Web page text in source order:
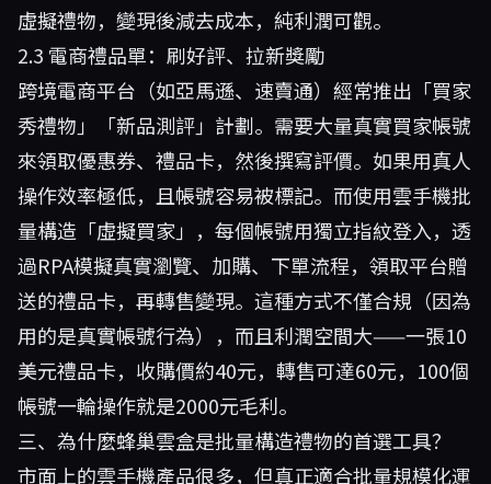
虛擬禮物，變現後減去成本，純利潤可觀。
2.3 電商禮品單：刷好評、拉新獎勵
跨境電商平台（如亞馬遜、速賣通）經常推出「買家
秀禮物」「新品測評」計劃。需要大量真實買家帳號
來領取優惠券、禮品卡，然後撰寫評價。如果用真人
操作效率極低，且帳號容易被標記。而使用雲手機批
量構造「虛擬買家」，每個帳號用獨立指紋登入，透
過RPA模擬真實瀏覽、加購、下單流程，領取平台贈
送的禮品卡，再轉售變現。這種方式不僅合規（因為
用的是真實帳號行為），而且利潤空間大——一張10
美元禮品卡，收購價約40元，轉售可達60元，100個
帳號一輪操作就是2000元毛利。
三、為什麼蜂巢雲盒是批量構造禮物的首選工具？
市面上的雲手機產品很多，但真正適合批量規模化運